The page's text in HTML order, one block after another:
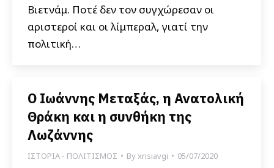
Βιετνάμ. Ποτέ δεν τον συγχώρεσαν οι
αριστεροί και οι λίμπεραλ, γιατί την
πολιτική…
Ο Ιωάννης Μεταξάς, η Ανατολική
Θράκη και η συνθήκη της
Λωζάννης
ΙΣΤΟΡΙΑ - ΠΟΛΙΤΙΣΜΟΣ Byxrisiavgi 05/07/2020